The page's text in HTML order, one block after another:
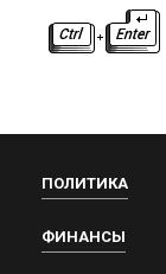
ПОЛИТИКА
ФИНАНСЫ